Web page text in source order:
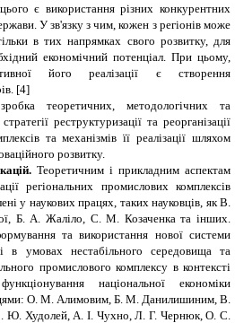
є використання різних конкурентних
У зв'язку з чим, кожен з регіонів може
в тих напрямках свого розвитку, для
економічний потенціал. При цьому,
його реалізації є створення
[4]
теоретичних, методологічних та
реструктуризації та реорганізації
та механізмів її реалізації шляхом
розвитку.
Теоретичним і прикладним аспектам
регіональних промислових комплексів
у наукових працях, таких науковців, як В.
Б. А. Жаліло, С. М. Козаченка та інших.
та використання нової системи
в умовах нестабільного середовища та
промислового комплексу в контексті
національної економіки
О. М. Алимовим, Б. М. Данилишиним, В.
Ю. Худолей, А. І. Чухно, Л. Г. Чернюк, О. С.